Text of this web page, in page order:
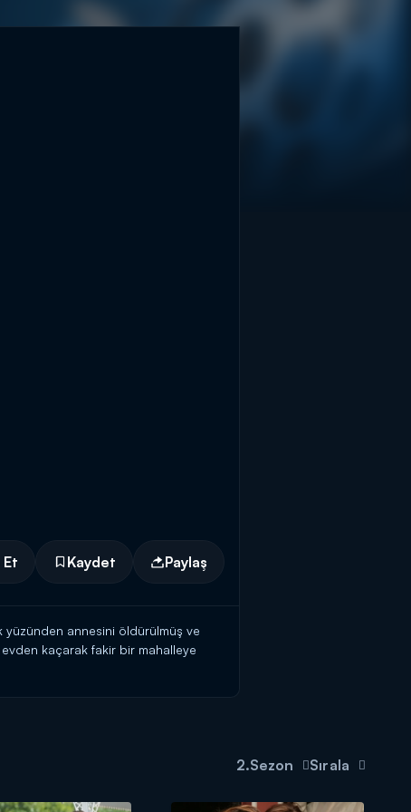
Et Kaydet Paylaş
yüzünden annesini öldürülmüş ve
evden kaçarak fakir bir mahalleye
2.Sezon Sırala